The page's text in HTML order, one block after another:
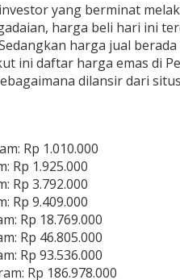
yang berminat
harga beli hari ini
harga jual berada
ini daftar harga emas di
dilansir dari situs
Rp 1.010.000
Rp 1.925.000
Rp 3.792.000
Rp 9.409.000
Rp 18.769.000
Rp 46.805.000
Rp 93.536.000
Rp 186.978.000